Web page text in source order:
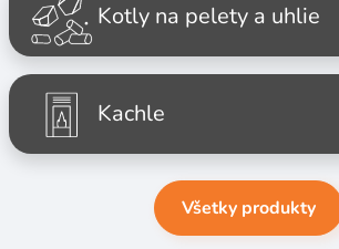
Kotly na pelety a uhlie
Kachle
Všetky produkty